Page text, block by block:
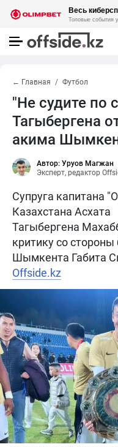
← Главная Футбол
"Не судите по
Тагыбергена
акима
Автор: Уруов Магжан
Эксперт, редактор
Супруга капитана
Казахстана Асхата
Тагыбергена
критику со
Шымкента Габита
Offside.kz